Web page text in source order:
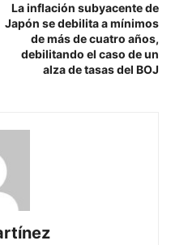
La inflación subyacente de
Japón se debilita a mínimos
de más de cuatro años,
debilitando el caso de un
alza de tasas del BOJ